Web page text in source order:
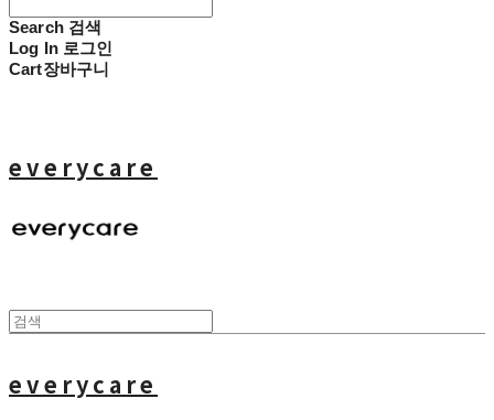
Search 검색
Log In 로그인
Cart장바구니
everycare
everycare